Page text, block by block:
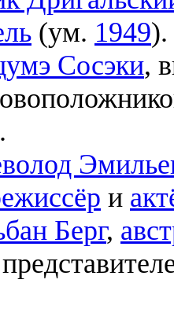
(ум. 1949).
Сосэки,
и
Берг,